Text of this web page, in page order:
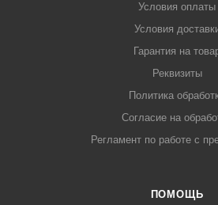
Условия оплаты
Условия
Гарантия на
Реквизиты
Политика
Согласие на
Регламент по работе с
ПОМОЩЬ